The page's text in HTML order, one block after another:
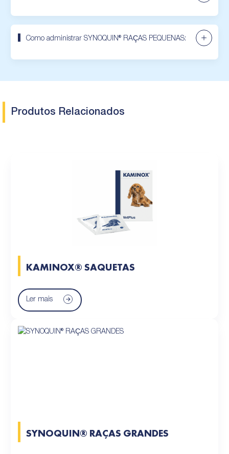
Como administrar SYNOQUIN® RAÇAS PEQUENAS:
Produtos Relacionados
KAMINOX® SAQUETAS
Ler mais
SYNOQUIN® RAÇAS GRANDES